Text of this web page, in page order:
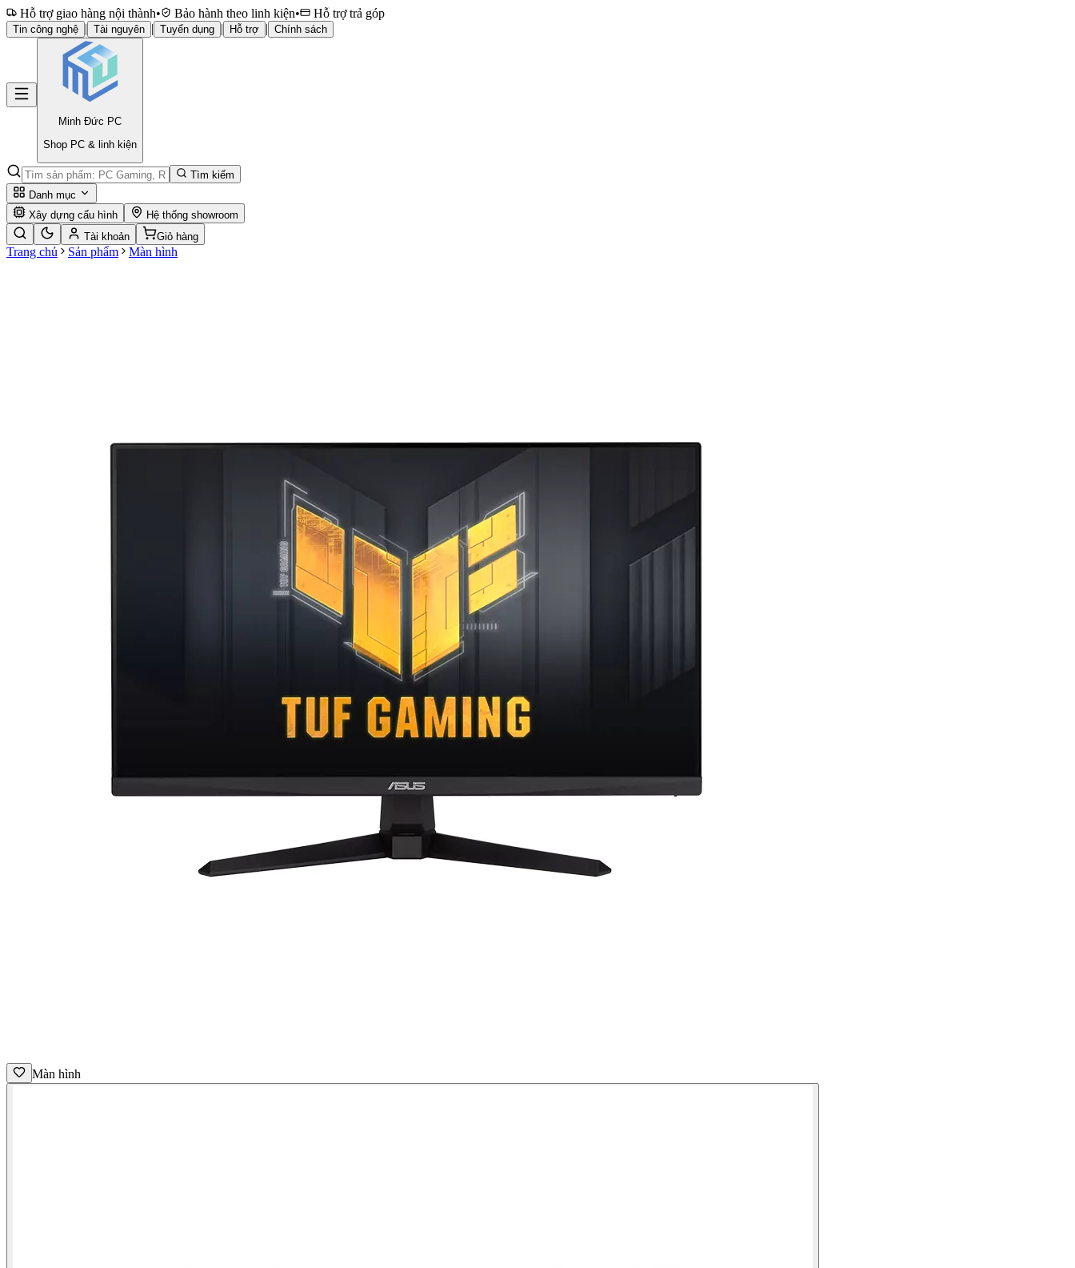
Hỗ trợ giao hàng nội thành• Bảo hành theo linh kiện• Hỗ trợ trả góp
Tin công nghệ | Tài nguyên | Tuyển dụng | Hỗ trợ | Chính sách
Minh Đức PC
Shop PC & linh kiện
Tìm kiếm
Danh mục
Xây dựng cấu hình
Hệ thống showroom
Tài khoản
Giỏ hàng
Trang chủ Sản phẩm Màn hình
Màn hình